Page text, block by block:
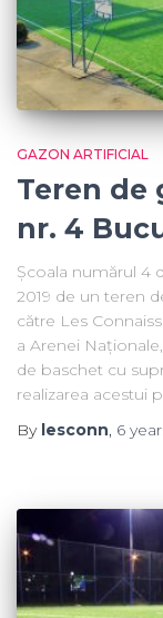
GAZON ARTIFICIAL
Teren de
nr. 4
Școala numărul 4
2019 de un teren
către Les
a Arenei
de baschet cu
realizarea acestui
By lesconn, 6